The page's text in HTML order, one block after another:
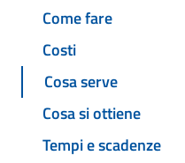
Come fare
Costi
Cosa serve
Cosa si ottiene
Tempi e scadenze